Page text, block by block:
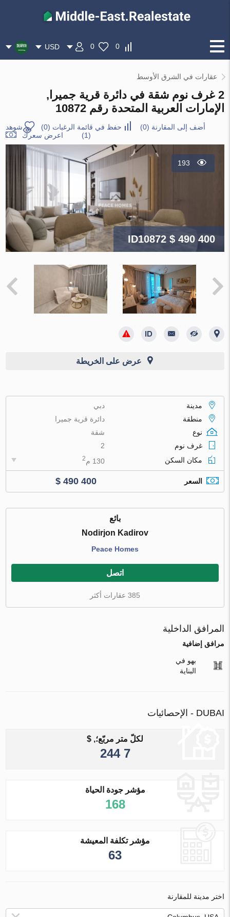
0
0
USD
عقارات في الشرق الأوسط
2 غرف نوم شقة في دائرة قرية جميرا,
الإمارات العربية المتحدة رقم 10872
أضف إلى المقارنة (
0
) حفظ في قائمة الرغبات (
0
)
شوهد
(1)
اعرض سعرك
193
ID10872$ 490 400
عرض على الخريطة
مدينة
دبي
منطقة
دائرة قرية جميرا
نوع
شقة
غرف نوم
2
مكان السكن
130 م 2
السعر $ 490 400
بائع
Nodirjon Kadirov
Peace Homes
اتصل
385 عقارات أكثر
المرافق الداخلية
مرافق إضافية
بهو في
البناية
DUBAI - الإحصائيات
لكلّ متر مربّع؛, $
7 244
مؤشر جودة الحياة
168
مؤشر تكلفة المعيشة
63
اختر مدينة للمقارنة